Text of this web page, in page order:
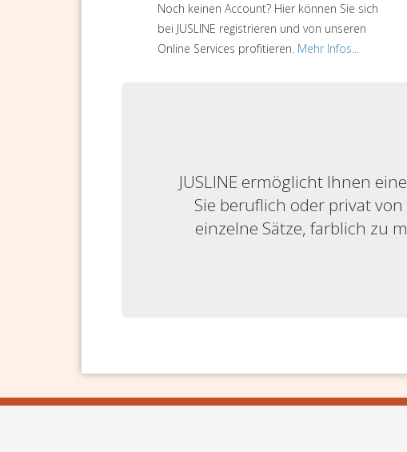
Noch keinen Account? Hier können Sie sich
bei JUSLINE registrieren und von unseren
Online Services profitieren. Mehr Infos...
JUSLINE ermöglicht Ihnen
Sie beruflich oder privat
einzelne Sätze, farblich zu